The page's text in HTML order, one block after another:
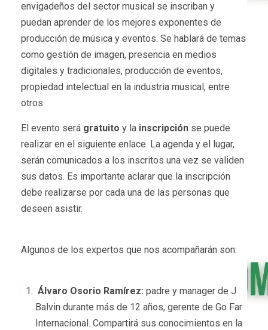
envigadeños del sector musical se inscriban y
puedan aprender de los mejores exponentes de
producción de música y eventos. Se hablará de temas
como gestión de imagen, presencia en medios
digitales y tradicionales, producción de eventos,
propiedad intelectual en la industria musical, entre
otros.
El evento será gratuito y la inscripción se puede
realizar en el siguiente enlace. La agenda y el lugar,
serán comunicados a los inscritos una vez se validen
sus datos. Es importante aclarar que la inscripción
debe realizarse por cada una de las personas que
deseen asistir.
Algunos de los expertos que nos acompañarán son:
Álvaro Osorio Ramírez: padre y manager de J
Balvin durante más de 12 años, gerente de Go Far
Internacional. Compartirá sus conocimientos en la